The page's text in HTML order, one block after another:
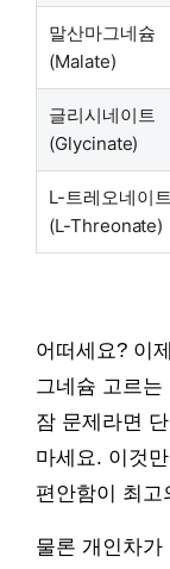
말산마그네슘
(Malate)
글리시네이트
(Glycinate)
L-트레오네이트
(L-Threonate)
어떠세요? 이
그네슘 고르
잠 문제라면
마세요. 이것
편안함이 최고
물론 개인차가